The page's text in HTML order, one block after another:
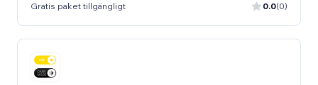
Gratis paket tillgängligt 0.0(0)